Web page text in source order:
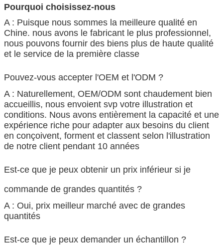
Pourquoi choisissez-nous
A : Puisque nous sommes la meilleure qualité en
Chine. nous avons le fabricant le plus professionnel,
nous pouvons fournir des biens plus de haute qualité
et le service de la première classe
Pouvez-vous accepter l'OEM et l'ODM ?
A : Naturellement, OEM/ODM sont chaudement bien
accueillis, nous envoient svp votre illustration et
conditions. Nous avons entièrement la capacité et une
expérience riche pour adapter aux besoins du client
en conçoivent, forment et classent selon l'illustration
de notre client pendant 10 années
Est-ce que je peux obtenir un prix inférieur si je
commande de grandes quantités ?
A : Oui, prix meilleur marché avec de grandes
quantités
Est-ce que je peux demander un échantillon ?